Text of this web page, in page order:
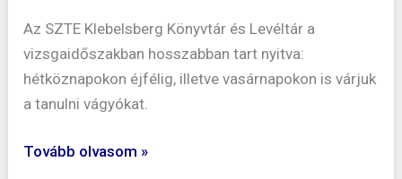
Az SZTE Klebelsberg Könyvtár és Levéltár a
vizsgaidőszakban hosszabban tart nyitva:
hétköznapokon éjfélig, illetve vasárnapokon is várjuk
a tanulni vágyókat.
Tovább olvasom »